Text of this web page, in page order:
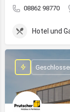
08862 98770
Hotel und